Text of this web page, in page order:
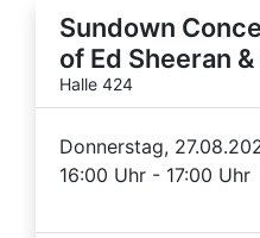
Sundown
of Ed Sheeran
Halle 424
Donnerstag,
16:00 Uhr - 17:00 Uhr